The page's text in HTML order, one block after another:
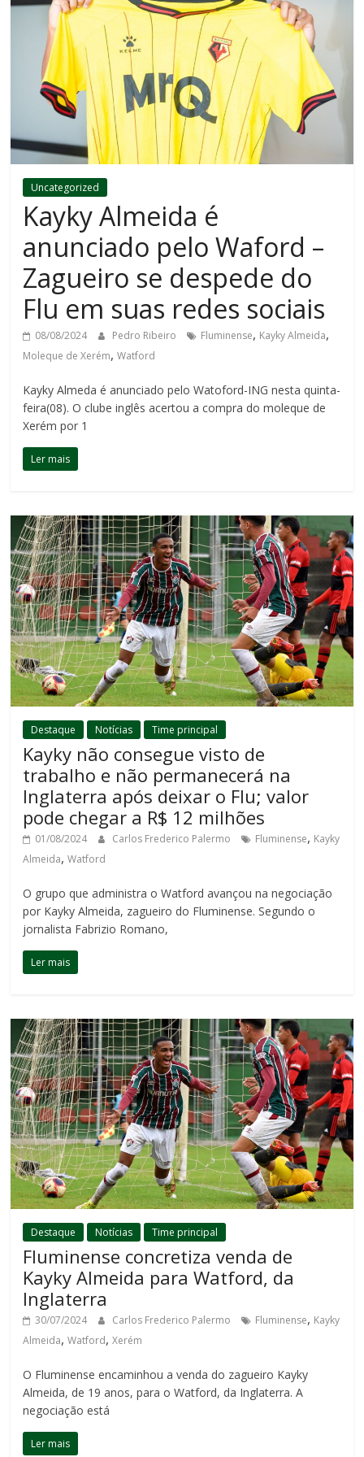
Uncategorized
Kayky Almeida é
anunciado pelo Waford –
Zagueiro se despede do
Flu em suas redes sociais
08/08/2024 Pedro Ribeiro Fluminense, Kayky Almeida,
Moleque de Xerém,Watford
Kayky Almeda é anunciado pelo Watoford-ING nesta quinta-
feira(08). O clube inglês acertou a compra do moleque de
Xerém por 1
Ler mais
Destaque Notícias Time principal
Kayky não consegue visto de
trabalho e não permanecerá na
Inglaterra após deixar o Flu; valor
pode chegar a R$ 12 milhões
01/08/2024 Carlos Frederico Palermo Fluminense, Kayky
Almeida,Watford
O grupo que administra o Watford avançou na negociação
por Kayky Almeida, zagueiro do Fluminense. Segundo o
jornalista Fabrizio Romano,
Ler mais
Destaque Notícias Time principal
Fluminense concretiza venda de
Kayky Almeida para Watford, da
Inglaterra
30/07/2024 Carlos Frederico Palermo Fluminense, Kayky
Almeida,Watford,Xerém
O Fluminense encaminhou a venda do zagueiro Kayky
Almeida, de 19 anos, para o Watford, da Inglaterra. A
negociação está
Ler mais